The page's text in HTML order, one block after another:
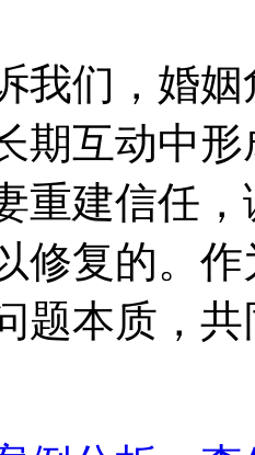
我们，婚
期互动中
重建信任
修复的。
题本质，